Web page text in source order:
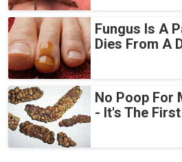
Fungus Is A
Dies From A
No Poop For
- It's The